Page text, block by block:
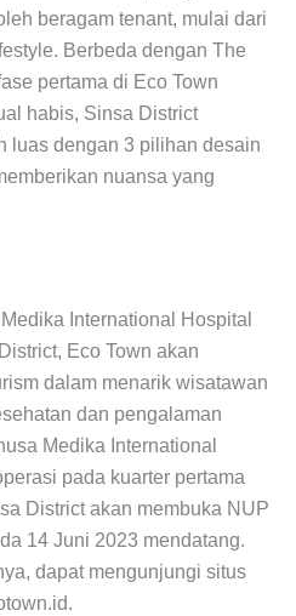
beragam tenant, mulai dari
Berbeda dengan The
pertama di Eco Town
habis, Sinsa District
luas dengan 3 pilihan desain
nuansa yang
International Hospital
Eco Town akan
dalam menarik wisatawan
dan pengalaman
Medika International
pada kuarter pertama
District akan membuka NUP
14 Juni 2023 mendatang.
dapat mengunjungi situs